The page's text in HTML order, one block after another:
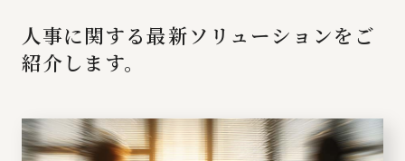
人事に関する最新ソリューションをご
紹介します。